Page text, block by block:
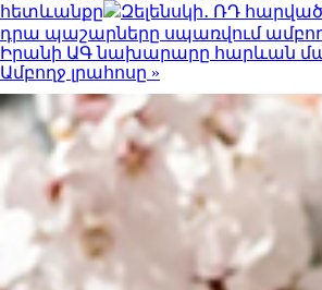
հետևանքը
Զելենսկի․ ՌԴ
դրա պաշարները սպառվում
Իրանի ԱԳ նախարարը հարևան
Ամբողջ լրահոսը »